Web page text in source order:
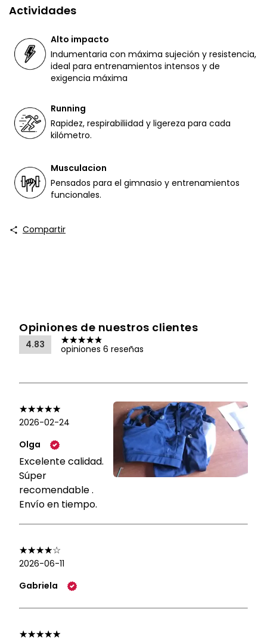
Actividades
Alto impacto
Indumentaria con máxima sujeción y resistencia,
ideal para entrenamientos intensos y de
exigencia máxima
Running
Rapidez, respirabiliidad y ligereza para cada
kilómetro.
Musculacion
Pensados para el gimnasio y entrenamientos
funcionales.
Compartir
Opiniones de nuestros clientes
4.83 opiniones 6 reseñas
2026-02-24
Olga
Excelente calidad.
Súper
recomendable .
Envío en tiempo.
2026-06-11
Gabriela